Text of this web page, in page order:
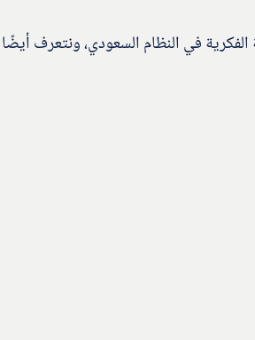
في النظام السعودي، ونتعرف أيضًا